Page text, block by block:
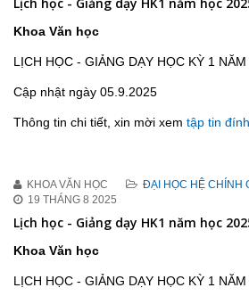
Khoa Văn học
LỊCH HỌC - GIẢNG DẠY HỌC KỲ 1
Cập nhật ngày 05.9.2025
Thông tin chi tiết, xin mời xem tập tin
KHOA VĂN HỌC
ĐẠI HỌC HỆ CHÍNH
19 THÁNG 8 2025
Lịch học - Giảng dạy HK1 năm học
Khoa Văn học
LỊCH HỌC - GIẢNG DẠY HỌC KỲ 1